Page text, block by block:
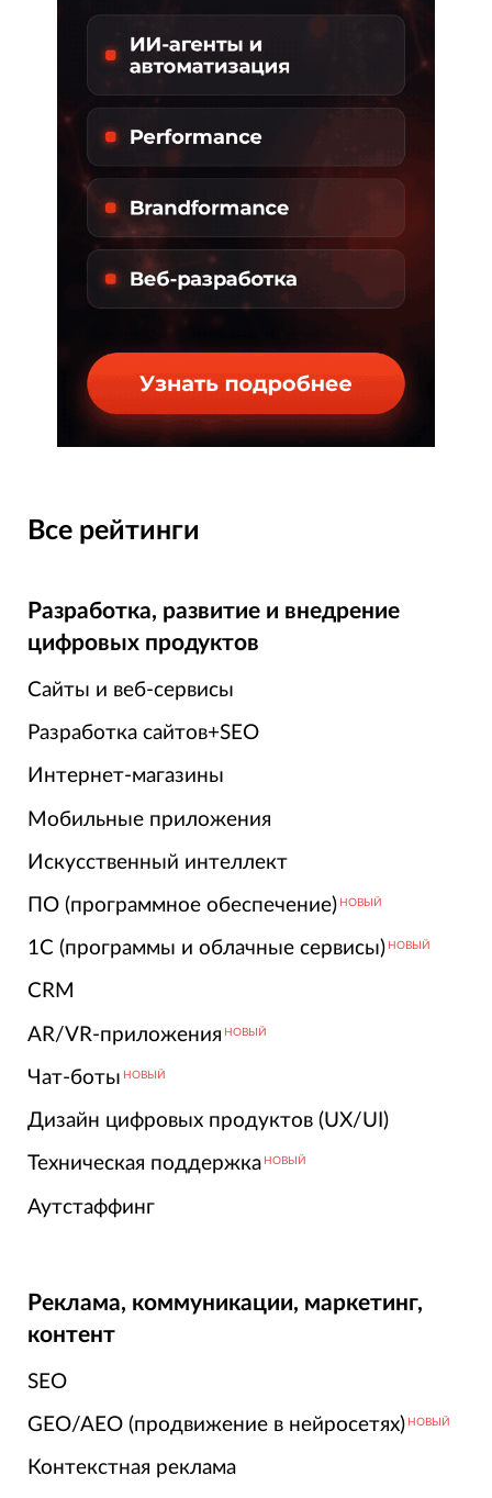
Все рейтинги
Разработка, развитие и внедрение
цифровых продуктов
Сайты и веб-сервисы
Разработка сайтов+SEO
Интернет-магазины
Мобильные приложения
Искусственный интеллект
ПО (программное обеспечение) НОВЫЙ
1С (программы и облачные сервисы) НОВЫЙ
CRM
AR/VR-приложения НОВЫЙ
Чат-боты НОВЫЙ
Дизайн цифровых продуктов (UX/UI)
Техническая поддержка НОВЫЙ
Аутстаффинг
Реклама, коммуникации, маркетинг,
контент
SEO
GEO/AEO (продвижение в нейросетях) НОВЫЙ
Контекстная реклама